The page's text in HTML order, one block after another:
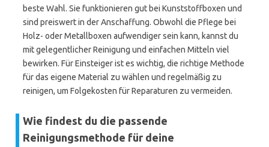
beste Wahl. Sie funktionieren gut bei Kunststoffboxen und
sind preiswert in der Anschaffung. Obwohl die Pflege bei
Holz- oder Metallboxen aufwendiger sein kann, kannst du
mit gelegentlicher Reinigung und einfachen Mitteln viel
bewirken. Für Einsteiger ist es wichtig, die richtige Methode
für das eigene Material zu wählen und regelmäßig zu
reinigen, um Folgekosten für Reparaturen zu vermeiden.
Wie findest du die passende
Reinigungsmethode für deine